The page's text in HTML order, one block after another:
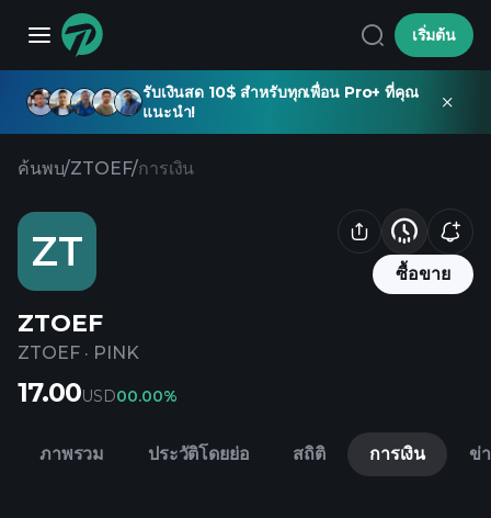
เริ่มต้น
รับเงินสด 10$ สำหรับทุกเพื่อน Pro+ ที่คุณ
แนะนำ!
ค้นพบ/ZTOEF/การเงิน
ZT ซื้อขาย
ZTOEF
ZTOEF · PINK
17.00USD00.00%
ภาพรวม ประวัติโดยย่อ สถิติ การเงิน ข่